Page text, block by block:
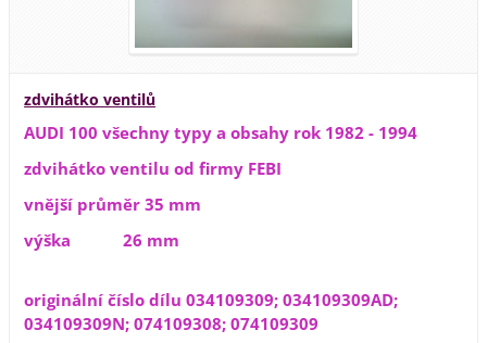
zdvihátko ventilů
AUDI 100 všechny typy a obsahy rok 1982 - 1994
zdvihátko ventilu od firmy FEBI
vnější průměr 35 mm
výška 26 mm
originální číslo dílu 034109309; 034109309AD;
034109309N; 074109308; 074109309